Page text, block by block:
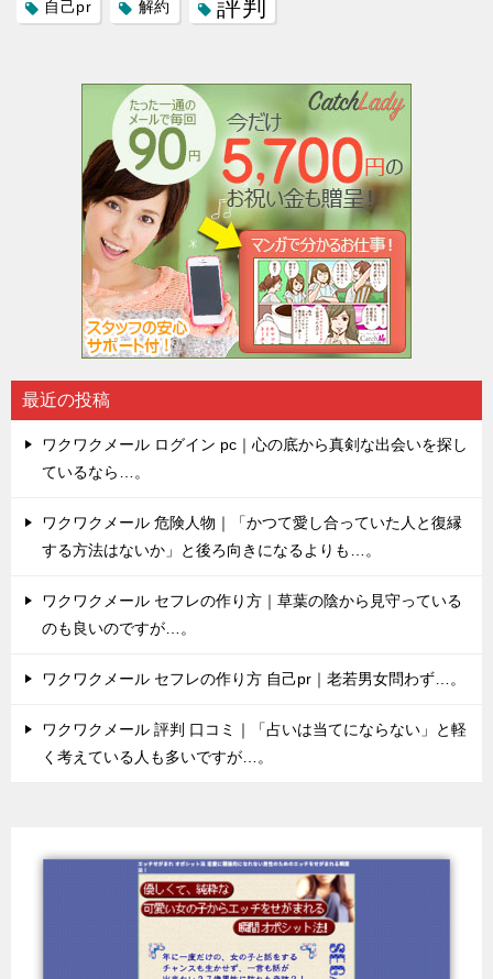
自己pr 解約 評判
最近の投稿
ワクワクメール ログイン pc｜心の底から真剣な出会いを探し
ているなら…。
ワクワクメール 危険人物｜「かつて愛し合っていた人と復縁
する方法はないか」と後ろ向きになるよりも…。
ワクワクメール セフレの作り方｜草葉の陰から見守っている
のも良いのですが…。
ワクワクメール セフレの作り方 自己pr｜老若男女問わず…。
ワクワクメール 評判 口コミ｜「占いは当てにならない」と軽
く考えている人も多いですが…。